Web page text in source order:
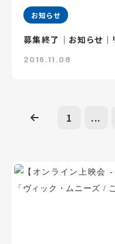
お知らせ
募集終了｜お知らせ｜
2016.11.08
1 ...